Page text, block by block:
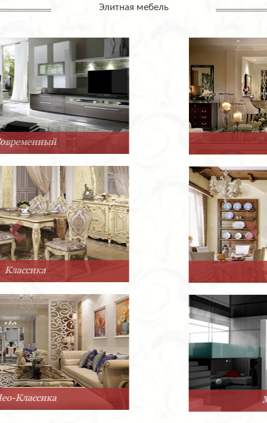
Элитная мебель
Минимализм